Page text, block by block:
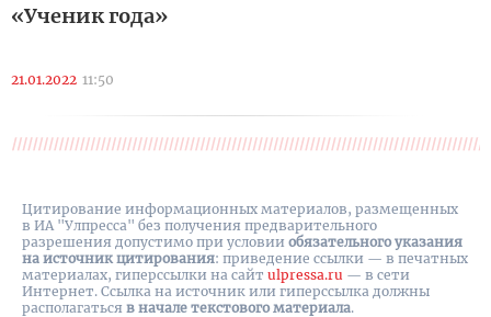
«Ученик года»
21.01.2022 11:50
Цитирование информационных материалов, размещенных
в ИА "Улпресса" без получения предварительного
разрешения допустимо при условии обязательного указания
на источник цитирования: приведение ссылки — в печатных
материалах, гиперссылки на cайт ulpressa.ru — в сети
Интернет. Ссылка на источник или гиперссылка должны
располагаться в начале текстового материала.